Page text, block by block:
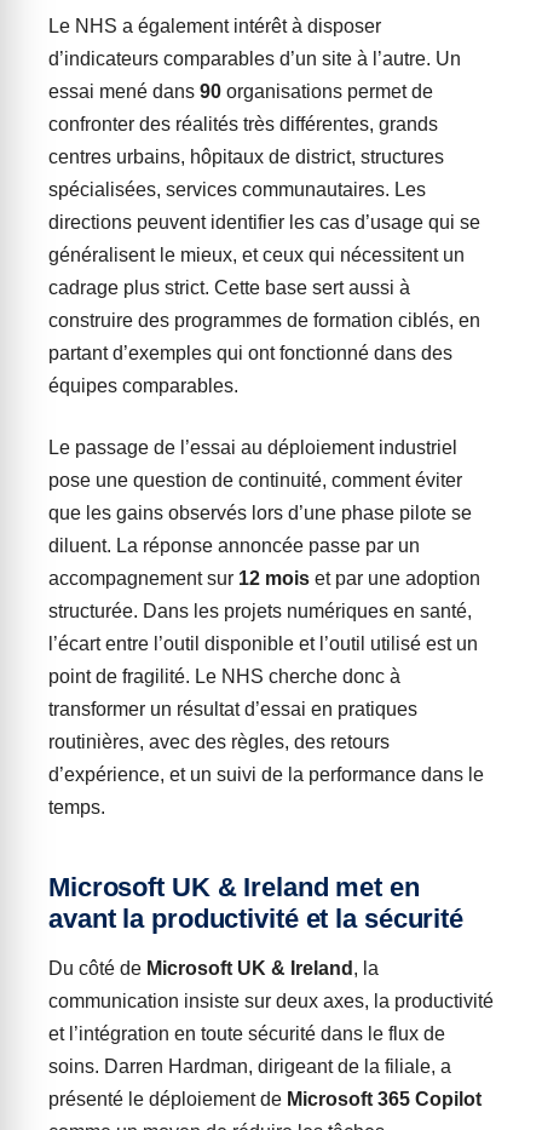
Le NHS a également intérêt à disposer
d’indicateurs comparables d’un site à l’autre. Un
essai mené dans 90 organisations permet de
confronter des réalités très différentes, grands
centres urbains, hôpitaux de district, structures
spécialisées, services communautaires. Les
directions peuvent identifier les cas d’usage qui se
généralisent le mieux, et ceux qui nécessitent un
cadrage plus strict. Cette base sert aussi à
construire des programmes de formation ciblés, en
partant d’exemples qui ont fonctionné dans des
équipes comparables.
Le passage de l’essai au déploiement industriel
pose une question de continuité, comment éviter
que les gains observés lors d’une phase pilote se
diluent. La réponse annoncée passe par un
accompagnement sur 12 mois et par une adoption
structurée. Dans les projets numériques en santé,
l’écart entre l’outil disponible et l’outil utilisé est un
point de fragilité. Le NHS cherche donc à
transformer un résultat d’essai en pratiques
routinières, avec des règles, des retours
d’expérience, et un suivi de la performance dans le
temps.
Microsoft UK & Ireland met en
avant la productivité et la sécurité
Du côté de Microsoft UK & Ireland , la
communication insiste sur deux axes, la productivité
et l’intégration en toute sécurité dans le flux de
soins. Darren Hardman, dirigeant de la filiale, a
présenté le déploiement de Microsoft 365 Copilot